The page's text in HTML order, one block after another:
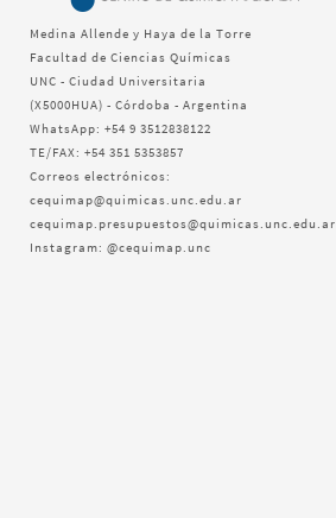
Medina Allende y Haya de la Torre
Facultad de Ciencias Químicas
UNC - Ciudad Universitaria
(X5000HUA) - Córdoba - Argentina
WhatsApp: +54 9 3512838122
TE/FAX: +54 351 5353857
Correos electrónicos:
cequimap@quimicas.unc.edu.ar
cequimap.presupuestos@quimicas.unc.edu.ar
Instagram: @cequimap.unc